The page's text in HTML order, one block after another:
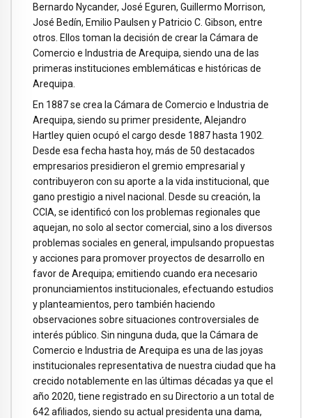
Bernardo Nycander, José Eguren, Guillermo Morrison,
José Bedín, Emilio Paulsen y Patricio C. Gibson, entre
otros. Ellos toman la decisión de crear la Cámara de
Comercio e Industria de Arequipa, siendo una de las
primeras instituciones emblemáticas e históricas de
Arequipa.
En 1887 se crea la Cámara de Comercio e Industria de
Arequipa, siendo su primer presidente, Alejandro
Hartley quien ocupó el cargo desde 1887 hasta 1902.
Desde esa fecha hasta hoy, más de 50 destacados
empresarios presidieron el gremio empresarial y
contribuyeron con su aporte a la vida institucional, que
gano prestigio a nivel nacional. Desde su creación, la
CCIA, se identificó con los problemas regionales que
aquejan, no solo al sector comercial, sino a los diversos
problemas sociales en general, impulsando propuestas
y acciones para promover proyectos de desarrollo en
favor de Arequipa; emitiendo cuando era necesario
pronunciamientos institucionales, efectuando estudios
y planteamientos, pero también haciendo
observaciones sobre situaciones controversiales de
interés público. Sin ninguna duda, que la Cámara de
Comercio e Industria de Arequipa es una de las joyas
institucionales representativa de nuestra ciudad que ha
crecido notablemente en las últimas décadas ya que el
año 2020, tiene registrado en su Directorio a un total de
642 afiliados, siendo su actual presidenta una dama,